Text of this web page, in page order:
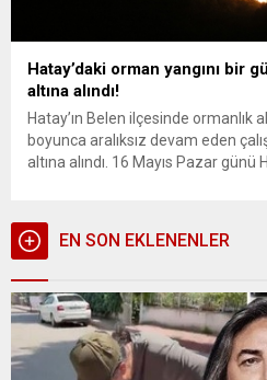
Hatay’daki orman yangını bir
altına alındı!
Hatay’ın Belen ilçesinde ormanlık
boyunca aralıksız devam eden
altına alındı. 16 Mayıs Pazar günü
alana yayılan yangına 5 uçak, 8
EN SON EKLENENLER